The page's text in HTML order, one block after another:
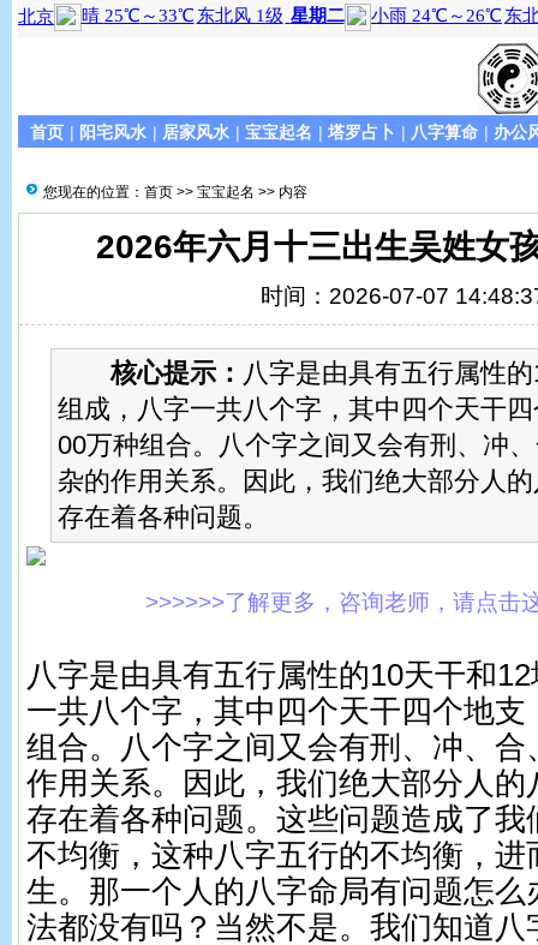
首页 | 阳宅风水 | 居家风水 | 宝宝起名 | 塔罗占卜 | 八字算命 | 办公
您现在的位置： 首页 >> 宝宝起名 >> 内容
2026年六月十三出生吴姓女
时间：2026-07-07
核心提示： 八字是由具有五行属性
组成，八字一共八个字，其中四个天干
00万种组合。八个字之间又会有刑、冲
杂的作用关系。因此，我们绝大部分人
存在着各种问题。
>>>>>>了解更多，咨询老师，请点击
八字是由具有五行属性的10天干和
一共八个字，其中四个天干四个地支
组合。八个字之间又会有刑、冲、合
作用关系。因此，我们绝大部分人的
存在着各种问题。这些问题造成了我
不均衡，这种八字五行的不均衡，进
生。那一个人的八字命局有问题怎么
法都没有吗？当然不是。我们知道八